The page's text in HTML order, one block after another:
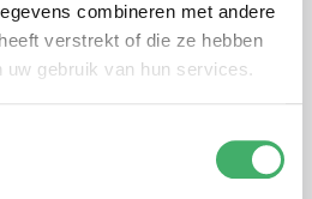
combineren met andere
verstrekt of die ze hebben
gebruik van hun services.